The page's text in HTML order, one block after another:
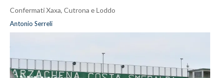
Confermati Xaxa, Cutrona e Loddo
Antonio Serreli